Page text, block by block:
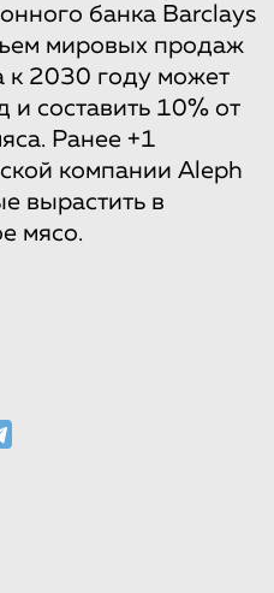
банка Barclays
мировых продаж
к 2030 году может
и составить 10% от
Ранее +1
компании Aleph
вырастить в
мясо.